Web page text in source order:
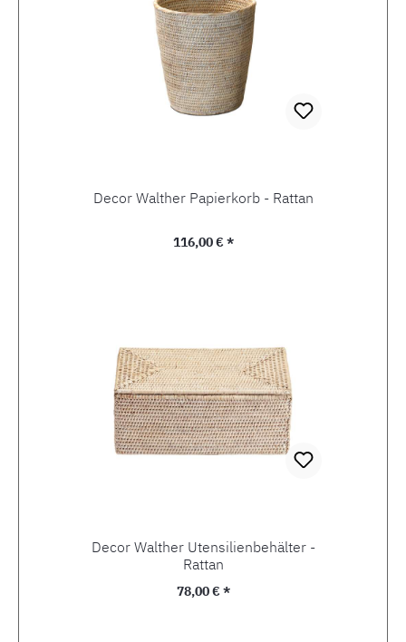
Decor Walther Papierkorb - Rattan
Regulärer Preis:
116,00 € *
Decor Walther Utensilienbehälter -
Rattan
Regulärer Preis:
78,00 € *